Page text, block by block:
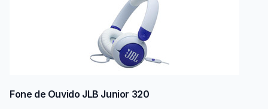
Fone de Ouvido JLB Junior 320